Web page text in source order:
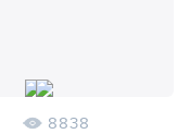
8838